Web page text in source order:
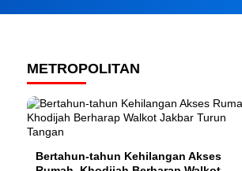
METROPOLITAN
Bertahun-tahun Kehilangan Akses